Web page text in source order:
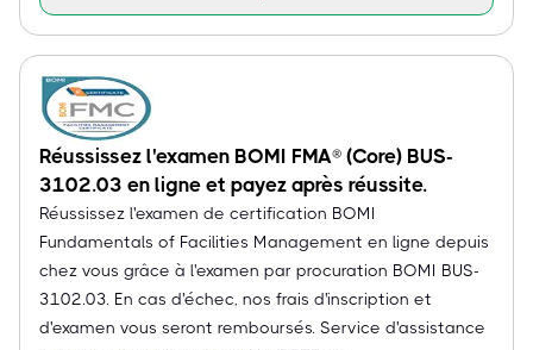
Réussissez l'examen BOMI FMA® (Core) BUS-
3102.03 en ligne et payez après réussite.
Réussissez l'examen de certification BOMI
Fundamentals of Facilities Management en ligne depuis
chez vous grâce à l'examen par procuration BOMI BUS-
3102.03. En cas d'échec, nos frais d'inscription et
d'examen vous seront remboursés. Service d'assistance